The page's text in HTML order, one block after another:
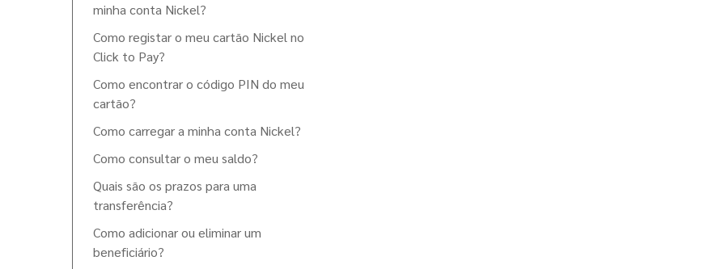
minha conta Nickel?
Como registar o meu cartão Nickel no
Click to Pay?
Como encontrar o código PIN do meu
cartão?
Como carregar a minha conta Nickel?
Como consultar o meu saldo?
Quais são os prazos para uma
transferência?
Como adicionar ou eliminar um
beneficiário?